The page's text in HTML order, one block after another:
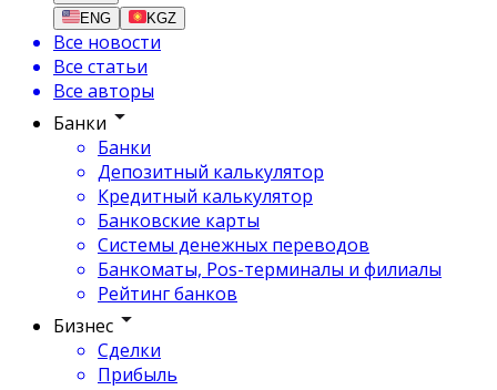
ENG KGZ
Все новости
Все статьи
Все авторы
Банки
Банки
Депозитный калькулятор
Кредитный калькулятор
Банковские карты
Системы денежных переводов
Банкоматы, Pos-терминалы и филиалы
Рейтинг банков
Бизнес
Сделки
Прибыль